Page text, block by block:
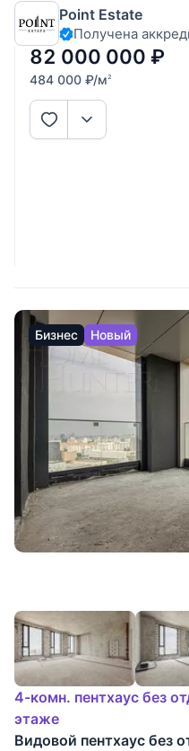
поселка "Agalarov Estate",
Новорижском шоссе. В
Point Estate
Получена
82 000 000 ₽
484 000 ₽/м2
Бизнес Новый
4-комн. пентхаус без
этаже
Видовой пентхаус без